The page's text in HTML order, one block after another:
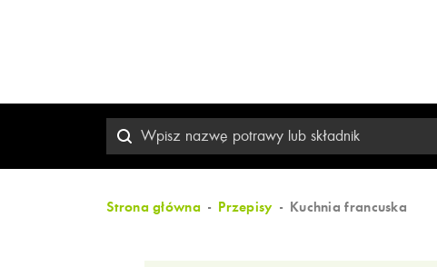
Strona główna Przepisy Kuchnia francuska